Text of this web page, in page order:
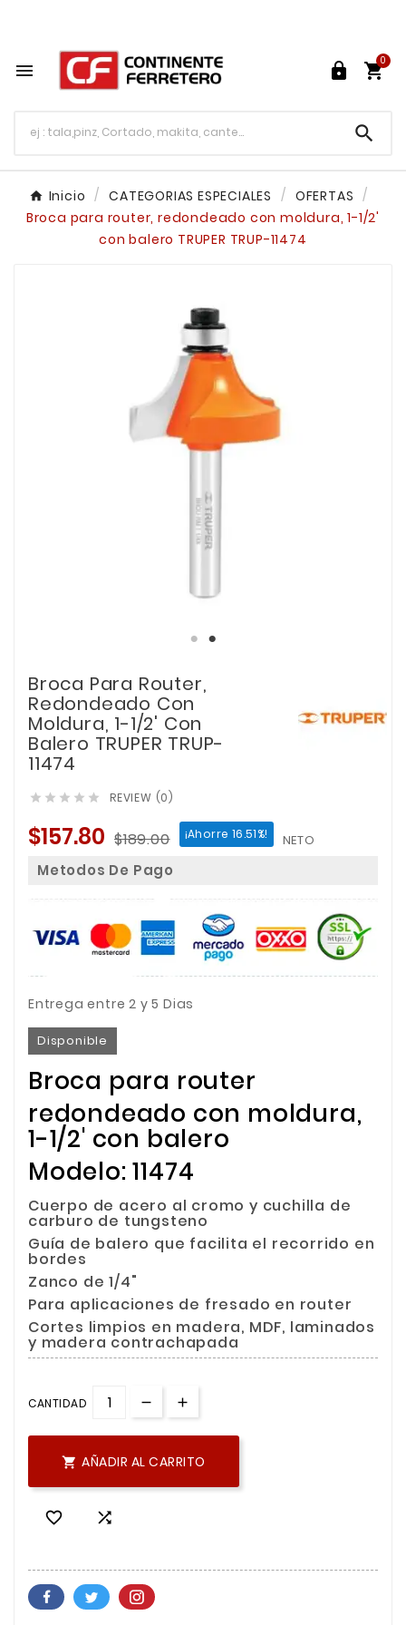
  
0

Inicio CATEGORIAS ESPECIALES
OFERTAS
Broca para router, redondeado con moldura, 1-1/2'
con balero TRUPER TRUP-11474
Broca Para Router,
Redondeado Con
Moldura, 1-1/2' Con
Balero TRUPER TRUP-
11474
     REVIEW (0)
$157.80 $189.00 ¡Ahorre 16.51%! NETO
Metodos De Pago
Entrega entre 2 y 5 Dias
Disponible
Broca para router
redondeado con moldura,
1-1/2' con balero
Modelo: 11474
Cuerpo de acero al cromo y cuchilla de
carburo de tungsteno
Guía de balero que facilita el recorrido en
bordes
Zanco de 1/4"
Para aplicaciones de fresado en router
Cortes limpios en madera, MDF, laminados
y madera contrachapada
CANTIDAD
 AÑADIR AL CARRITO
 